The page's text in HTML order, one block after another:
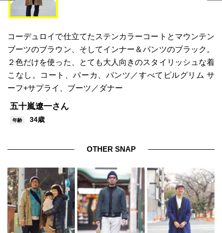
コーデュロイで仕立てたステンカラーコートとマウンテン
ブーツのブラウン、そしてインナー＆パンツのブラック。
２色だけを使った、とても大人向きのスタイリッシュな着
こなし。コート、パーカ、パンツ／すべてピルグリム サ
ーフ+サプライ、ブーツ／ダナー
五十嵐遼一さん
年齢 34歳
OTHER SNAP